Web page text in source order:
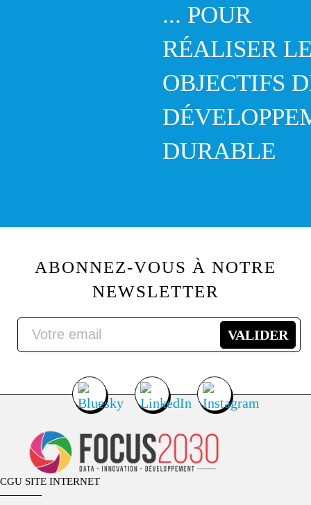
... POUR
RÉALISER
OBJECTIFS
DURABLE
ABONNEZ-VOUS À NOTRE
NEWSLETTER
CGU SITE INTERNET